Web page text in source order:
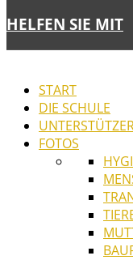
HELFEN SIE MIT
START
DIE SCHULE
FOTOS